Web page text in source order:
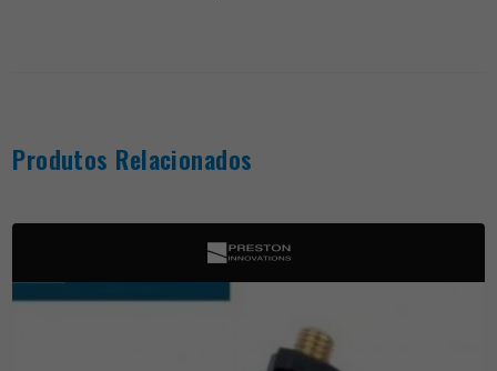
Produtos Relacionados